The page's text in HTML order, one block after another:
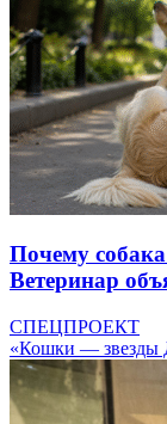
Почему
Ветеринар
СПЕЦПРОЕКТ
«Кошки — звезды